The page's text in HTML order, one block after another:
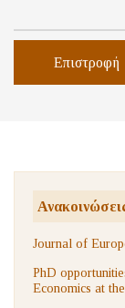
Επιστροφή
Journal of
PhD
Economics at